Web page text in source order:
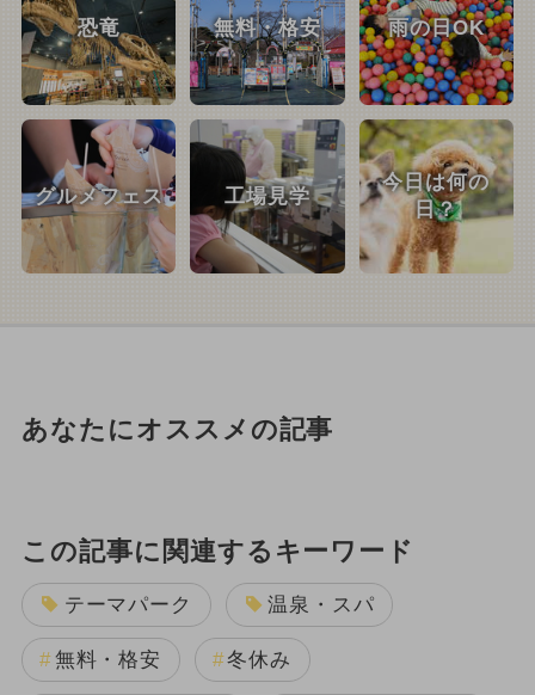
恐竜 無料・格安 雨の日OK
グルメフェス 工場見学
今日は何の
日？
あなたにオススメの記事
この記事に関連するキーワード
テーマパーク 温泉・スパ
無料・格安 冬休み